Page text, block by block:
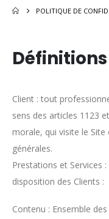
POLITIQUE DE
Définitions
Client : tout
sens des articles 1123
morale, qui visite le
générales.
Prestations et Services
disposition des Clients :
Contenu : Ensemble